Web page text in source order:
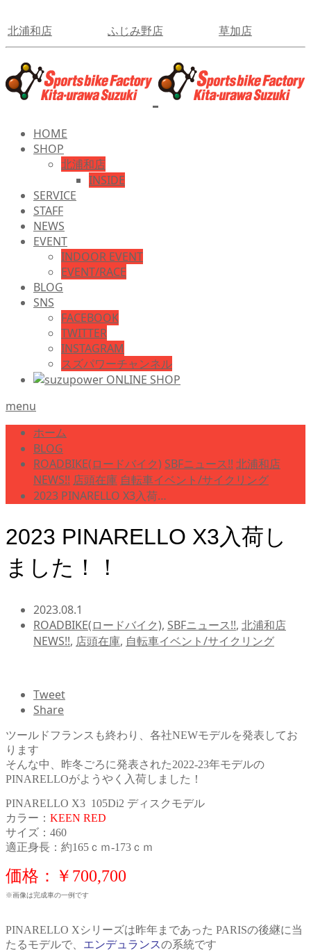
北浦和店 ふじみ野店 草加店
HOME
SHOP
北浦和店
INSIDE
SERVICE
STAFF
NEWS
EVENT
INDOOR EVENT
EVENT/RACE
BLOG
SNS
FACEBOOK
TWITTER
INSTAGRAM
スズパワーチャンネル
menu
ホーム
BLOG
ROADBIKE(ロードバイク) SBFニュース!! 北浦和店
NEWS!! 店頭在庫 自転車イベント/サイクリング
2023 PINARELLO X3入荷…
2023 PINARELLO X3入荷し
ました！！
2023.08.1
ROADBIKE(ロードバイク), SBFニュース!!, 北浦和店
NEWS!!, 店頭在庫, 自転車イベント/サイクリング
Tweet
Share
ツールドフランスも終わり、各社NEWモデルを発表してお
ります
そんな中、昨冬ごろに発表された2022-23年モデルの
PINARELLOがようやく入荷しました！
PINARELLO X3 105Di2 ディスクモデル
カラー： KEEN RED
サイズ：460
適正身長：約165ｃｍ-173ｃｍ
価格：￥700,700
※画像は完成車の一例です
PINARELLO Xシリーズは昨年まであった PARISの後継に当
たるモデルで、 エンデュランスの系統です